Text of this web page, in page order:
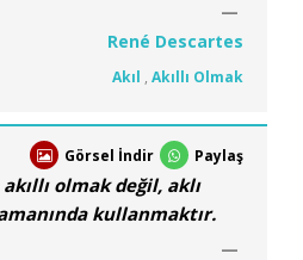
René Descartes
Akıl , Akıllı Olmak
Görsel İndir Paylaş
olmak değil, aklı
kullanmaktır.